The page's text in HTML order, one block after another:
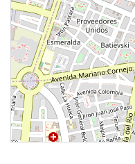
1 unidad disponible
Desde
S/ 457,100
Modelo DA 1302
97.34 m²
2 dorms.